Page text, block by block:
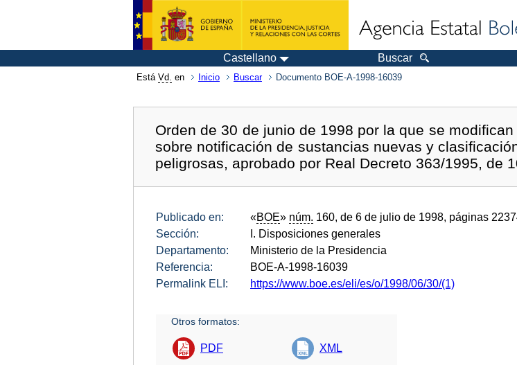
Castellano Buscar
Está Vd. en Inicio Buscar Documento BOE-A-1998-16039
Orden de 30 de junio de 1998 por la que se
sobre notificación de sustancias nuevas y
peligrosas, aprobado por Real Decreto 363/1995, de
Publicado en: «BOE» núm. 160, de 6 de julio de 1998, páginas
Sección:
I. Disposiciones generales
Departamento:
Ministerio de la Presidencia
Referencia:
BOE-A-1998-16039
Permalink ELI:
https://www.boe.es/eli/es/o/1998/06/30/(1)
Otros formatos:
PDF XML